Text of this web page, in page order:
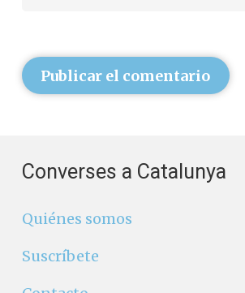
Publicar el comentario
Converses a Catalunya
Quiénes somos
Suscríbete